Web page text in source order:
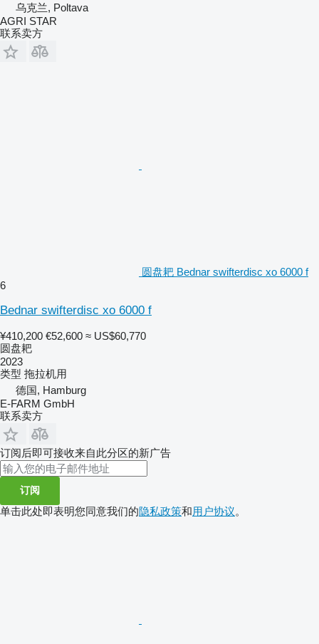
乌克兰, Poltava
AGRI STAR
联系卖方
圆盘耙 Bednar swifterdisc xo 6000 f
6
Bednar swifterdisc xo 6000 f
¥410,200 €52,600 ≈ US$60,770
圆盘耙
2023
类型 拖拉机用
德国, Hamburg
E-FARM GmbH
联系卖方
订阅后即可接收来自此分区的新广告
订阅
单击此处即表明您同意我们的隐私政策和用户协议。